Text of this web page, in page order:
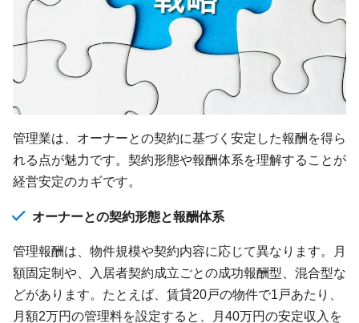
管理業は、オーナーとの契約に基づく安定した報酬を得ら
れる点が魅力です。契約形態や報酬体系を理解することが
経営安定のカギです。
オーナーとの契約形態と報酬体系
管理報酬は、物件規模や契約内容に応じて異なります。月
額固定制や、入居者契約成立ごとの成功報酬型、混合型な
どがあります。たとえば、賃貸20戸の物件で1戸あたり、
月額2万円の管理料を設定すると、月40万円の安定収入を